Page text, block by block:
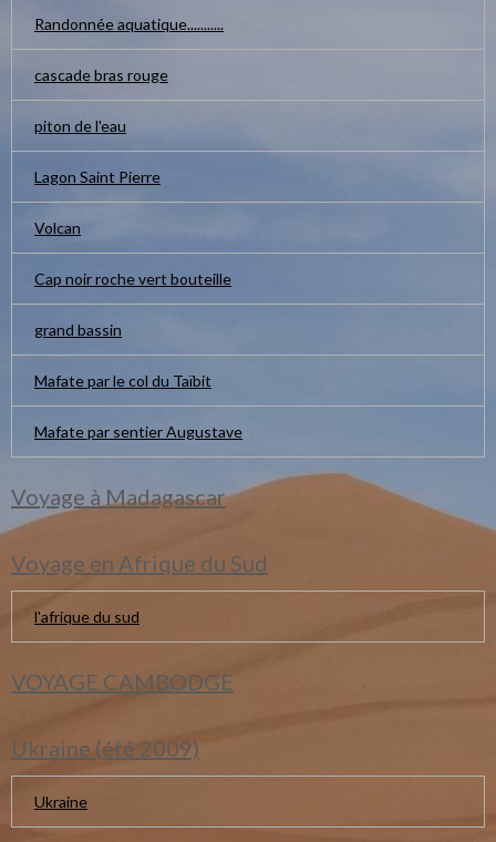
Randonnée aquatique...........
cascade bras rouge
piton de l'eau
Lagon Saint Pierre
Volcan
Cap noir roche vert bouteille
grand bassin
Mafate par le col du Taïbit
Mafate par sentier Augustave
Voyage à Madagascar
Voyage en Afrique du Sud
l'afrique du sud
VOYAGE CAMBODGE
Ukraine (été 2009)
Ukraine